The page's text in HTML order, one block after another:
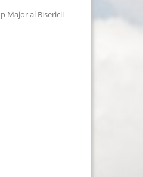
Major al Bisericii